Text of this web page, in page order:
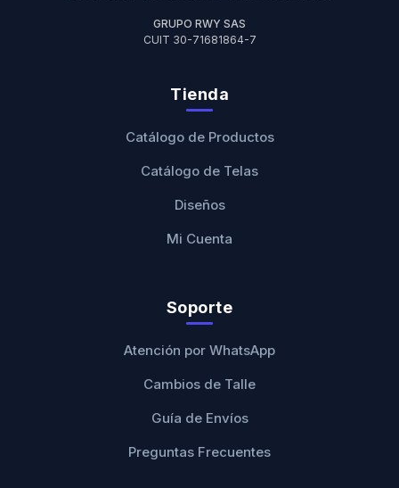
GRUPO RWY SAS
CUIT 30-71681864-7
Tienda
Catálogo de Productos
Catálogo de Telas
Diseños
Mi Cuenta
Soporte
Atención por WhatsApp
Cambios de Talle
Guía de Envíos
Preguntas Frecuentes